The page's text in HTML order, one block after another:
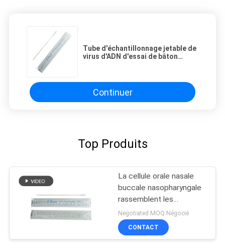
Tube d'échantillonnage jetable de
virus d'ADN d'essai de bâton
Continuer
Top Produits
La cellule orale nasale
buccale nasopharyngale
rassemblent les
écouvillons assemblés
en nylon de laboratoire
de grippe d'astuce
Negotiated MOQ:Négocié
CONTACT